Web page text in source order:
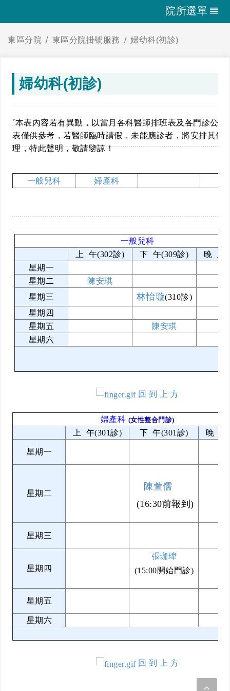
院所選單
東區分院 東區分院掛號服務 婦幼科(初診)
婦幼科(初診)
ˊ本表內容若有異動，以當月各科醫師排班表及各門診公告
表僅供參考，若醫師臨時請假，未能應診者，將安排其他
理，特此聲明，敬請鑒諒！
一般兒科 婦產科
一般兒科
上 午(302診)
下 午(309診)
晚 上
星期一
星期二
陳安琪
星期三
林怡璇(310診)
星期四
星期五
陳安琪
星期六
回 到 上 方
婦產科 (女性整合門診)
上 午(301診) 下 午(301診) 晚 上
星期一
星期二
陳萱儒
(16:30前報到)
星期三
星期四
張珈瑋
(15:00開始門診)
星期五
星期六
回 到 上 方